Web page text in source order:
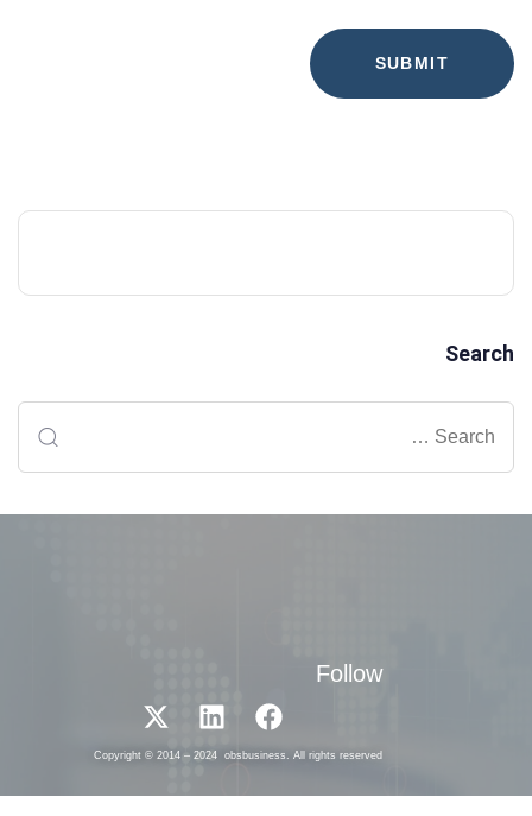
Search
Follow
Copyright © 2014 – 2024 obsbusiness. All rights reserved